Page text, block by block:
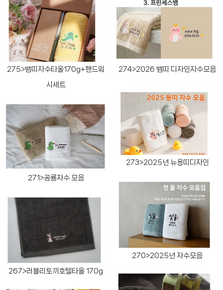
275>뱀띠자수타올170g+핸드워
시세트
274>2026 뱀띠 디자인자수모음
273>2025년 뉴용띠디자인
271>공룡자수 모음
270>2025년 자수모음
267>러블리토끼호텔타올 170g